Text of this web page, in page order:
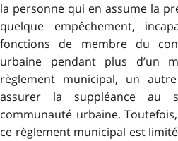
la personne qui en assume la
quelque empêchement,
fonctions de membre du
urbaine pendant plus d’un
règlement municipal, un
assurer la suppléance au
communauté urbaine.
ce règlement municipal est